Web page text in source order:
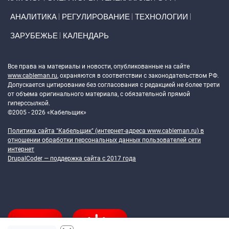
АНАЛИТИКА РЕГУЛИРОВАНИЕ ТЕХНОЛОГИИ
ЗАРУБЕЖЬЕ КАЛЕНДАРЬ
Все права на материалы и новости, опубликованные на сайте
www.cableman.ru, охраняются в соответствии с законодательством РФ.
Допускается цитирование без согласования с редакцией не более трети
от объема оригинального материала, с обязательной прямой
гиперссылкой.
©2005 - 2026 «Кабельщик»
Политика сайта "Кабельщик" (интернет-адреса www.cableman.ru) в
отношении обработки персональных данных пользователей сети
интернет
DrupalCoder — поддержка сайта c 2017 года